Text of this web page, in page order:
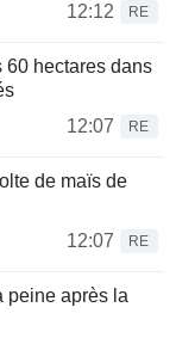
12:12
RE
60 hectares dans
12:07
RE
de maïs de
12:07
RE
peine après la